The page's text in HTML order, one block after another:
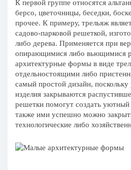
К первой группе относятся
берсо, цветочницы, беседки,
прочее. К примеру, трельяж
садово-парковой решеткой,
либо дерева. Применяется при
опирающимися либо вьющимися
архитектурные формы в виде
отдельностоящими либо
самый простой дизайн,
изделия закрываются
решетки помогут создать уютный
также ими успешно можно
технологические либо